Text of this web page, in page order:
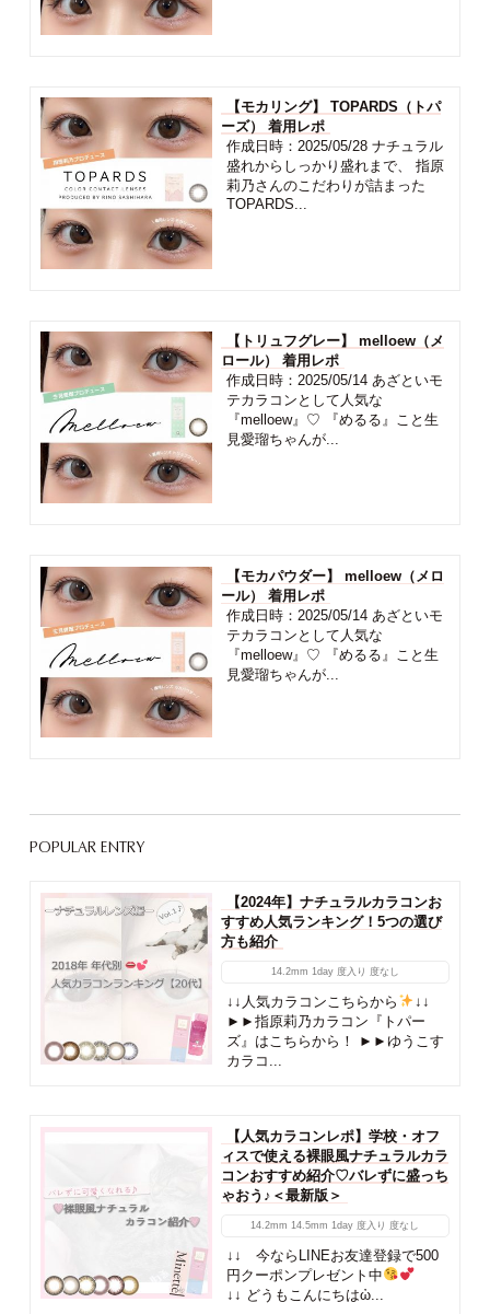
【モカリング】 TOPARDS（トパ
ーズ） 着用レポ
作成日時：2025/05/28 ナチュラル
盛れからしっかり盛れまで、 指原
莉乃さんのこだわりが詰まった
TOPARDS...
【トリュフグレー】 melloew（メ
ロール） 着用レポ
作成日時：2025/05/14 あざといモ
テカラコンとして人気な
『melloew』♡ 『めるる』こと生
見愛瑠ちゃんが...
【モカパウダー】 melloew（メロ
ール） 着用レポ
作成日時：2025/05/14 あざといモ
テカラコンとして人気な
『melloew』♡ 『めるる』こと生
見愛瑠ちゃんが...
POPULAR ENTRY
【2024年】ナチュラルカラコンお
すすめ人気ランキング！5つの選び
方も紹介
14.2mm 1day 度入り 度なし
↓↓人気カラコンこちらから
↓↓
►►指原莉乃カラコン『トパー
ズ』はこちらから！ ►►ゆうこす
カラコ...
【人気カラコンレポ】学校・オフ
ィスで使える裸眼風ナチュラルカラ
コンおすすめ紹介♡バレずに盛っち
ゃおう♪＜最新版＞
14.2mm 14.5mm 1day 度入り 度なし
↓↓ 今ならLINEお友達登録で500
円クーポンプレゼント中
↓↓ どうもこんにちはὠ...